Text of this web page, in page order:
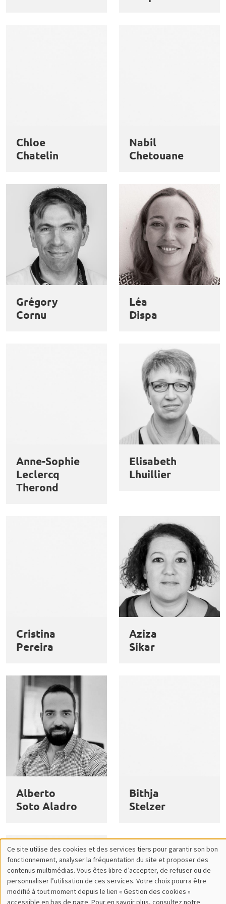
Chloe
Chatelin
Nabil
Chetouane
Grégory
Cornu
Léa
Dispa
Anne-Sophie
Leclercq
Therond
Elisabeth
Lhuillier
Cristina
Pereira
Aziza
Sikar
Alberto
Soto Aladro
Bithja
Stelzer
Utilisation
des
données
Ce site utilise des cookies et des services tiers pour garantir son bon
fonctionnement, analyser la fréquentation du site et proposer des
contenus multimédias. Vous êtes libre d’accepter, de refuser ou de
personnaliser l’utilisation de ces services. Votre choix pourra être
modifié à tout moment depuis le lien « Gestion des cookies »
accessible en bas de page. Pour en savoir plus, consultez notre